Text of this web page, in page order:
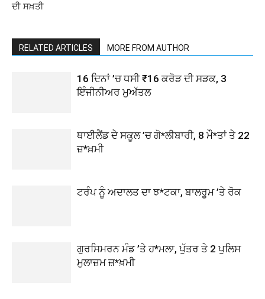
ਦੀ ਸਖ਼ਤੀ
RELATED ARTICLES MORE FROM AUTHOR
16 ਦਿਨਾਂ ’ਚ ਧਸੀ ₹16 ਕਰੋੜ ਦੀ ਸੜਕ, 3
ਇੰਜੀਨੀਅਰ ਮੁਅੱਤਲ
ਥਾਈਲੈਂਡ ਦੇ ਸਕੂਲ ’ਚ ਗੋ*ਲੀਬਾਰੀ, 8 ਮੌ*ਤਾਂ ਤੇ 22
ਜ਼*ਖ਼ਮੀ
ਟਰੰਪ ਨੂੰ ਅਦਾਲਤ ਦਾ ਝ*ਟਕਾ, ਬਾਲਰੂਮ ’ਤੇ ਰੋਕ
ਗੁਰਸਿਮਰਨ ਮੰਡ ’ਤੇ ਹ*ਮਲਾ, ਪੁੱਤਰ ਤੇ 2 ਪੁਲਿਸ
ਮੁਲਾਜ਼ਮ ਜ਼*ਖ਼ਮੀ